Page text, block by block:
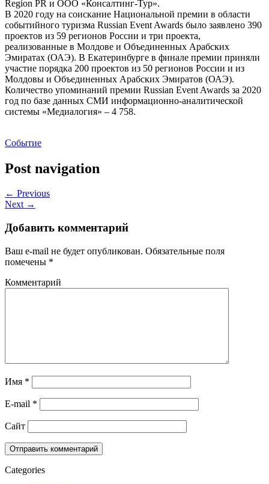
Region PR и ООО «Консалтинг-Тур».
В 2020 году на соискание Национальной премии в области
событийного туризма Russian Event Awards было заявлено 390
проектов из 59 регионов России и три проекта,
реализованные в Молдове и Объединенных Арабских
Эмиратах (ОАЭ). В Екатеринбурге в финале премии приняли
участие порядка 200 проектов из 50 регионов России и из
Молдовы и Объединенных Арабских Эмиратов (ОАЭ).
Количество упоминаний премии Russian Event Awards за 2020
год по базе данных СМИ информационно-аналитической
системы «Медиалогия» – 4 758.
Событие
Post navigation
← Previous
Next →
Добавить комментарий
Ваш e-mail не будет опубликован. Обязательные поля
помечены *
Комментарий
Имя *
E-mail *
Сайт
Categories